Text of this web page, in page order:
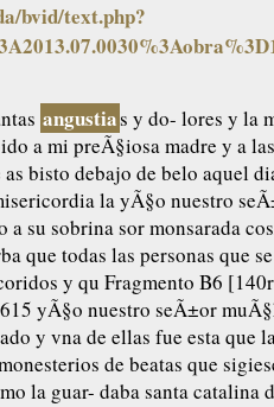
bvid/text.php?
angustias y do- lores y la
a mi preÃ§iosa madre y a
bisto debajo de belo aquel
la yÃ§o nuestro
a su sobrina sor monsarada
que todas las personas que
y qu Fragmento B6
yÃ§o nuestro seÃ±or
y vna de ellas fue esta que
de beatas que
la guar- daba santa catalina